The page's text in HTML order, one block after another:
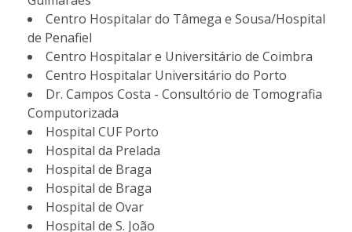
Centro Hospitalar do Tâmega e Sousa/Hospital
de Penafiel
Centro Hospitalar e Universitário de Coimbra
Centro Hospitalar Universitário do Porto
Dr. Campos Costa - Consultório de Tomografia
Computorizada
Hospital CUF Porto
Hospital da Prelada
Hospital de Braga
Hospital de Braga
Hospital de Ovar
Hospital de S. João